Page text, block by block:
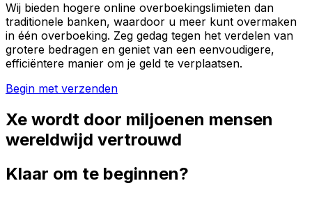
Wij bieden hogere online overboekingslimieten dan
traditionele banken, waardoor u meer kunt overmaken
in één overboeking. Zeg gedag tegen het verdelen van
grotere bedragen en geniet van een eenvoudigere,
efficiëntere manier om je geld te verplaatsen.
Begin met verzenden
Xe wordt door miljoenen mensen
wereldwijd vertrouwd
Klaar om te beginnen?